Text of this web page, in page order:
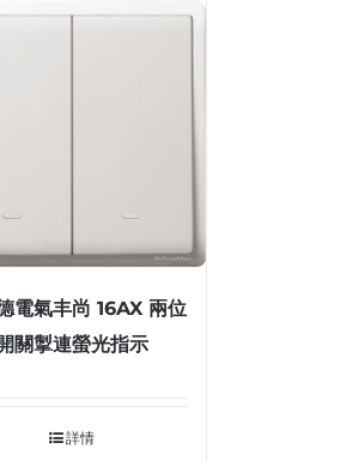
電氣丰尚 16AX 兩位
關掣連螢光指示
詳情